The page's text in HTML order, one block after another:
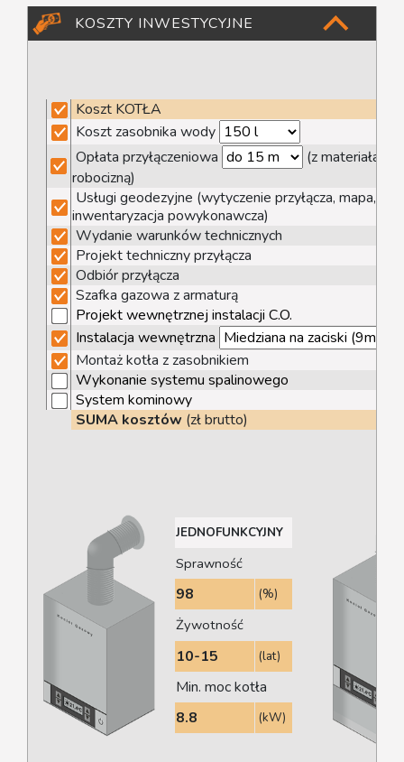
KOSZTY INWESTYCYJNE
Koszt KOTŁA
Koszt zasobnika wody
Opłata przyłączeniowa
(z materiałami i
robocizną)
Usługi geodezyjne (wytyczenie przyłącza, mapa,
inwentaryzacja powykonawcza)
Wydanie warunków technicznych
Projekt techniczny przyłącza
Odbiór przyłącza
Szafka gazowa z armaturą
Projekt wewnętrznej instalacji C.O.
Instalacja wewnętrzna
Montaż kotła z zasobnikiem
Wykonanie systemu spalinowego
System kominowy
SUMA kosztów (zł brutto)
JEDNOFUNKCYJNY
Sprawność
98 (%)
Żywotność
10-15 (lat)
Min. moc kotła
8.8
(kW)